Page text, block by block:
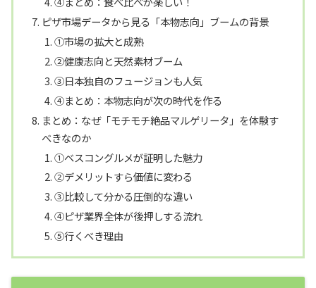
ピザ市場データから見る「本物志向」ブームの背景
①市場の拡大と成熟
②健康志向と天然素材ブーム
③日本独自のフュージョンも人気
④まとめ：本物志向が次の時代を作る
まとめ：なぜ「モチモチ絶品マルゲリータ」を体験す
べきなのか
①ベスコングルメが証明した魅力
②デメリットすら価値に変わる
③比較して分かる圧倒的な違い
④ピザ業界全体が後押しする流れ
⑤行くべき理由